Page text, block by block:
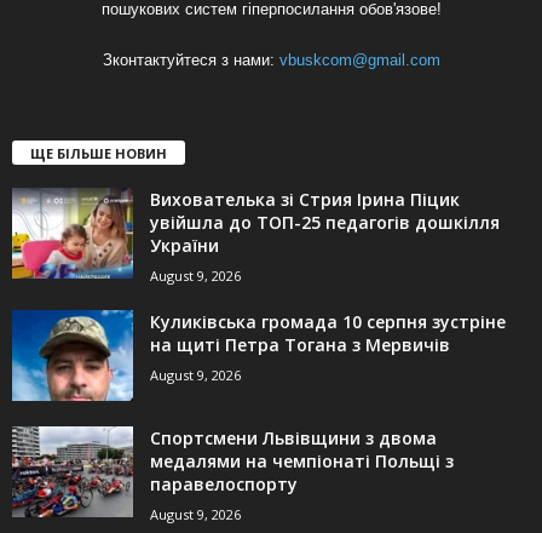
пошукових систем гіперпосилання обов'язове!
Зконтактуйтеся з нами: vbuskcom@gmail.com
ЩЕ БІЛЬШЕ НОВИН
Вихователька зі Стрия Ірина Піцик
увійшла до ТОП-25 педагогів дошкілля
України
August 9, 2026
Куликівська громада 10 серпня зустріне
на щиті Петра Тогана з Мервичів
August 9, 2026
Спортсмени Львівщини з двома
медалями на чемпіонаті Польщі з
паравелоспорту
August 9, 2026